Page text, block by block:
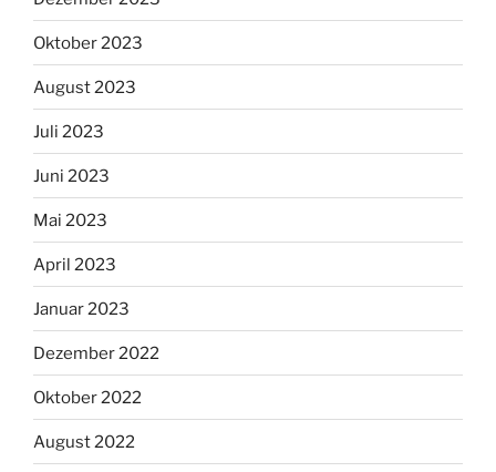
Oktober 2023
August 2023
Juli 2023
Juni 2023
Mai 2023
April 2023
Januar 2023
Dezember 2022
Oktober 2022
August 2022